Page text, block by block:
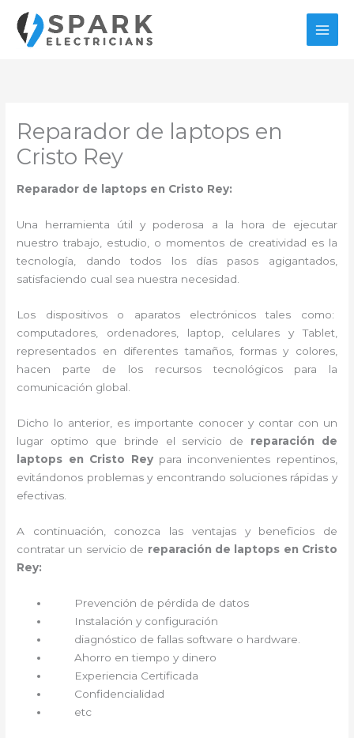
contenido
Reparador de laptops en
Cristo Rey
Reparador de laptops en Cristo Rey:
Una herramienta útil y poderosa a la hora de ejecutar
nuestro trabajo, estudio, o momentos de creatividad es la
tecnología, dando todos los días pasos agigantados,
satisfaciendo cual sea nuestra necesidad.
Los dispositivos o aparatos electrónicos tales como:
computadores, ordenadores, laptop, celulares y Tablet,
representados en diferentes tamaños, formas y colores,
hacen parte de los recursos tecnológicos para la
comunicación global.
Dicho lo anterior, es importante conocer y contar con un
lugar optimo que brinde el servicio de reparación de
laptops en Cristo Rey para inconvenientes repentinos,
evitándonos problemas y encontrando soluciones rápidas y
efectivas.
A continuación, conozca las ventajas y beneficios de
contratar un servicio de reparación de laptops en Cristo
Rey:
Prevención de pérdida de datos
Instalación y configuración
diagnóstico de fallas software o hardware
Ahorro en tiempo y dinero
Experiencia Certificada
Confidencialidad
etc